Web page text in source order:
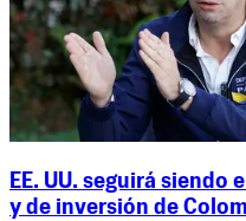
EE. UU. seguirá siendo
y de inversión de